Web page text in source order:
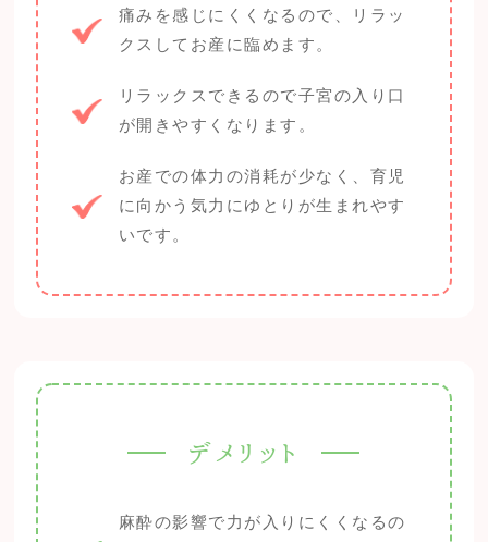
痛みを感じにくくなるので、リラッ
クスしてお産に臨めます。
リラックスできるので子宮の入り口
が開きやすくなります。
お産での体力の消耗が少なく、育児
に向かう気力にゆとりが生まれやす
いです。
デメリット
麻酔の影響で力が入りにくくなるの